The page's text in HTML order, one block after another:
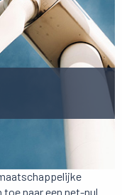
naar een net-nul